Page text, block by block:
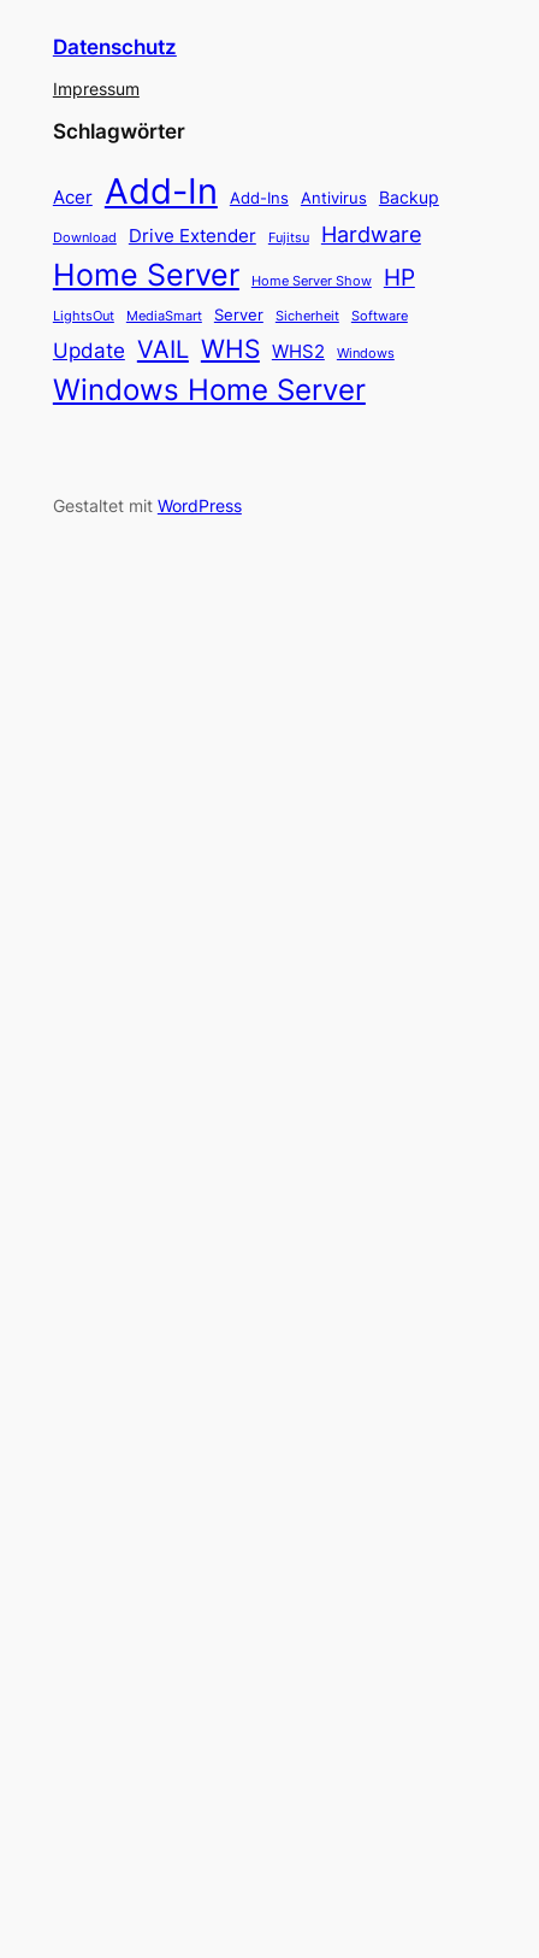
Datenschutz
Impressum
Schlagwörter
Acer Add-In Add-Ins Antivirus Backup
Download Drive Extender Fujitsu Hardware
Home Server Home Server Show HP
LightsOut MediaSmart Server Sicherheit Software
Update VAIL WHS WHS2 Windows
Windows Home Server
Gestaltet mit WordPress